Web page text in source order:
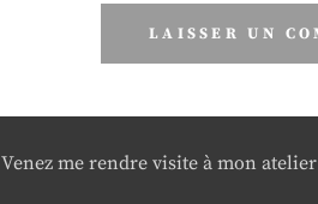
Venez me rendre visite à mon atelier